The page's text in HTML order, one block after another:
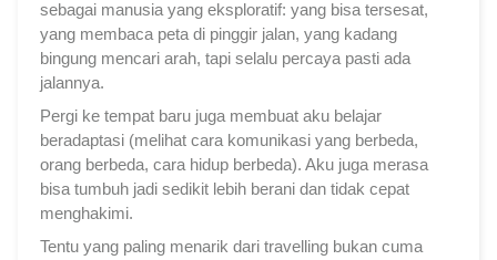
sebagai manusia yang eksploratif: yang bisa tersesat,
yang membaca peta di pinggir jalan, yang kadang
bingung mencari arah, tapi selalu percaya pasti ada
jalannya.
Pergi ke tempat baru juga membuat aku belajar
beradaptasi (melihat cara komunikasi yang berbeda,
orang berbeda, cara hidup berbeda). Aku juga merasa
bisa tumbuh jadi sedikit lebih berani dan tidak cepat
menghakimi.
Tentu yang paling menarik dari travelling bukan cuma